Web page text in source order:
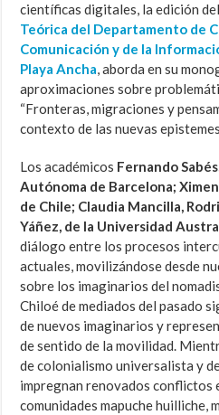
científicas digitales, la edición
Teórica del Departamento de
Comunicación y de la
Playa Ancha, aborda en su
aproximaciones sobre
“Fronteras, migraciones y
contexto de las nuevas
Los académicos Fernando
Autónoma de Barcelona;
de Chile; Claudia Mancilla,
Yáñez, de la Universidad
diálogo entre los procesos
actuales, movilizándose desde
sobre los imaginarios del
Chiloé de mediados del pasado
de nuevos imaginarios y
de sentido de la movilidad.
de colonialismo universalista y
impregnan renovados conflictos
comunidades mapuche huilliche,